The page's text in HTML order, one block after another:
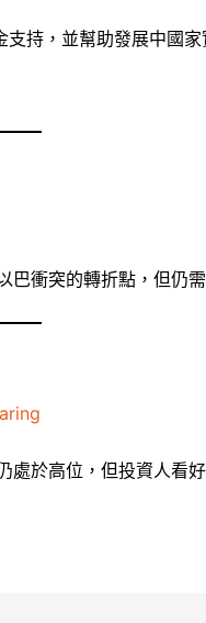
持，並幫助發展中國家
衝突的轉折點，但仍
於高位，但投資人看